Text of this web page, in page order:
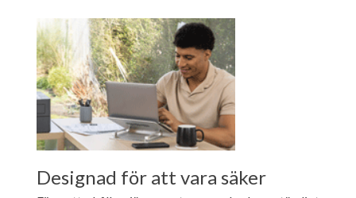
Designad för att vara säker